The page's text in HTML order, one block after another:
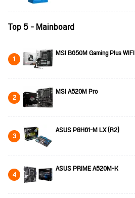
Top 5 - Mainboard
1 MSI B650M Gaming Plus WIFI
2 MSI A520M Pro
3 ASUS P8H61-M LX (R2)
4 ASUS PRIME A520M-K